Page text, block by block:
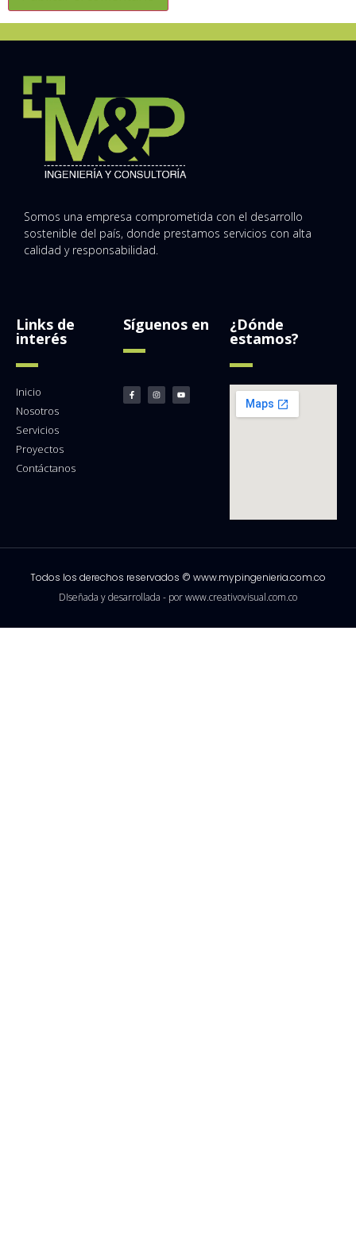
Somos una empresa comprometida con el desarrollo
sostenible del país, donde prestamos servicios con alta
calidad y responsabilidad.
Links de
interés
Inicio
Nosotros
Servicios
Proyectos
Contáctanos
Síguenos en ¿Dónde
estamos?
Todos los derechos reservados © www.mypingenieria.com.co
DIseñada y desarrollada - por www.creativovisual.com.co